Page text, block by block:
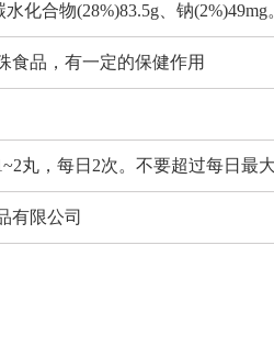
化合物(28%)83.5g、钠(2%)49mg
食品，有一定的保健作用
丸，每日2次。不要超过每日最大
有限公司